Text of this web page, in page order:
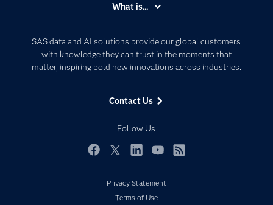
SAS data and AI solutions provide our global customers
with knowledge they can trust in the moments that
matter, inspiring bold new innovations across industries.
Contact Us
Follow Us
Communities
Company
Developers
Events
My SAS
What is...
Artificial Intelligence
Data Management
Privacy Statement
Terms of Use